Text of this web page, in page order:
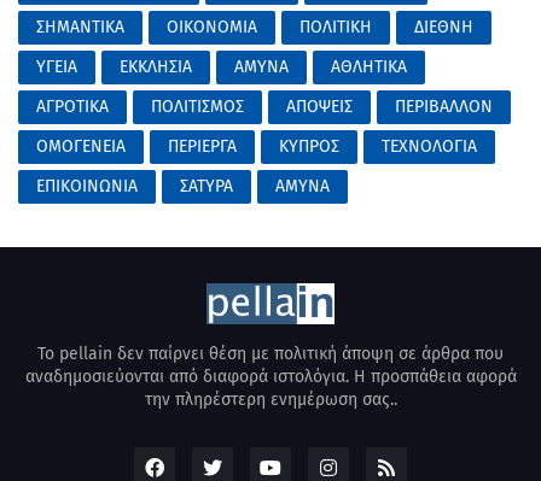
ΣΗΜΑΝΤΙΚΑ
ΟΙΚΟΝΟΜΙΑ ΠΟΛΙΤΙΚΗ
ΔΙΕΘΝΗ
ΥΓΕΙΑ
ΕΚΚΛΗΣΙΑ ΑΜΥΝΑ
ΑΘΛΗΤΙΚΑ
ΑΓΡΟΤΙΚΑ
ΠΟΛΙΤΙΣΜΟΣ ΑΠΟΨΕΙΣ
ΠΕΡΙΒΑΛΛΟΝ
ΟΜΟΓΕΝΕΙΑ
ΠΕΡΙΕΡΓΑ ΚΥΠΡΟΣ
ΤΕΧΝΟΛΟΓΙΑ
ΕΠΙΚΟΙΝΩΝΙΑ
ΣΑΤΥΡΑ AMYNA
Το pellain δεν παίρνει θέση με πολιτική άποψη σε άρθρα που
αναδημοσιεύονται από διαφορά ιστολόγια. Η προσπάθεια αφορά
την πληρέστερη ενημέρωση σας..